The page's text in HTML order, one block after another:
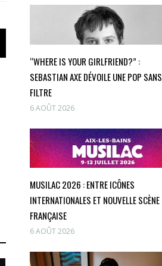
“WHERE IS YOUR GIRLFRIEND?” :
SEBASTIAN AXE DÉVOILE UNE POP SANS
FILTRE
6 AOÛT 2026
MUSILAC 2026 : ENTRE ICÔNES
INTERNATIONALES ET NOUVELLE SCÈNE
FRANÇAISE
6 AOÛT 2026